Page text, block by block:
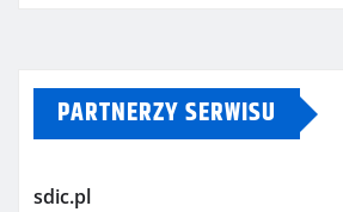
PARTNERZY SERWISU
sdic.pl